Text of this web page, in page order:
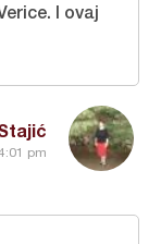
pm
I ovaj